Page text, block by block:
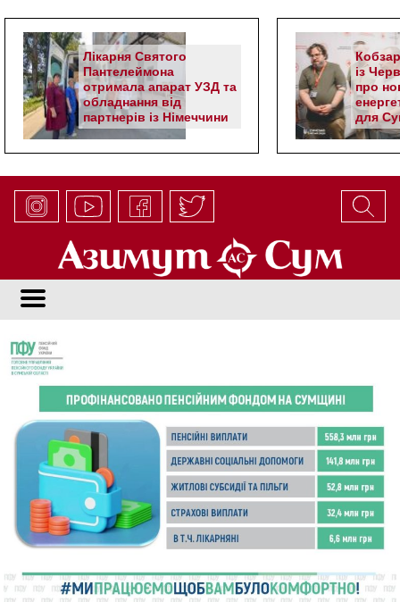
Лікарня Святого
Пантелеймона
отримала апарат УЗД та
обладнання від
партнерів із Німеччини
із
про
для